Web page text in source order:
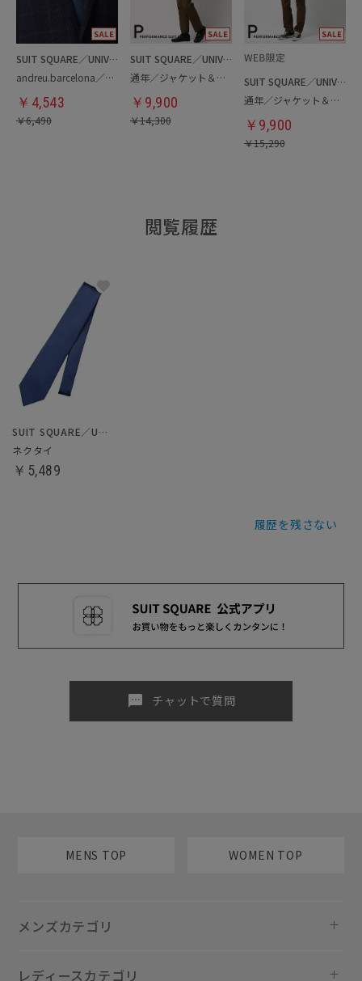
SUIT SQUARE／UNIVERSAL LANGUAGE
andreu.barcelona／ネクタイ
￥ 4,543
￥6,490
SUIT SQUARE／UNIVERSAL LANGUAGE
通年／ジャケット＆パンツセットアップ
￥ 9,900
￥14,300
SUIT SQUARE／UNIVERSAL LANGUAGE
通年／ジャケット＆パンツ＆ロンTセットアップ
￥ 9,900
￥15,290
閲覧履歴
SUIT SQUARE／UNIVERSAL LANGUAGE
ネクタイ
￥5,489
履歴を残さない
sms チャットで質問
MENS TOP WOMEN TOP
メンズカテゴリ
レディースカテゴリ